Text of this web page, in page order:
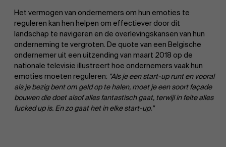
Het vermogen van ondernemers om hun emoties te
reguleren kan hen helpen om effectiever door dit
landschap te navigeren en de overlevingskansen van hun
onderneming te vergroten. De quote van een Belgische
ondernemer uit een uitzending van maart 2018 op de
nationale televisie illustreert hoe ondernemers vaak hun
emoties moeten reguleren: "Als je een start-up runt en vooral
als je bezig bent om geld op te halen, moet je een soort façade
bouwen die doet alsof alles fantastisch gaat, terwijl in feite alles
fucked up is. En zo gaat het in elke start-up."